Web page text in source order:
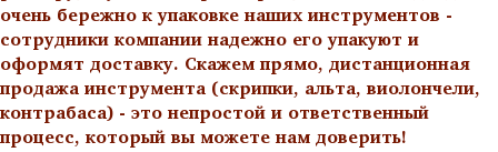
очень бережно к упаковке наших инструментов -
сотрудники компании надежно его упакуют и
оформят доставку. Скажем прямо, дистанционная
продажа инструмента (скрипки, альта, виолончели,
контрабаса) - это непростой и ответственный
процесс, который вы можете нам доверить!